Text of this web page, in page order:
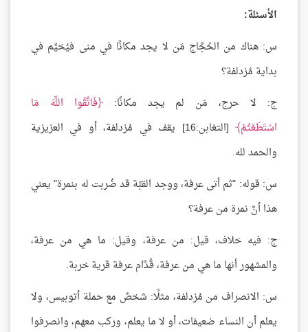
الأسئلة:
س: هناك من الحُجَّاج مَن لا يجد مكانًا في منى فيُخيِّم في
بداية مُزدلفة؟
ج: لا حرج، مَن لم يجد مكانًا: فَاتَّقُوا اللَّهَ مَا
اسْتَطَعْتُمْ
[التغابن:16] يقف في مُزدلفة، أو في العزيزية
والحمد لله.
س: قوله: "ثم أتى عرفة، ووجد القبَّة قد ضُربت له بنمرة" يعني
هذا أنَّ نمرة من عرفة؟
ج: فيه خلاف، قيل: من عرفة، وقيل: ما هي من عرفة،
والمشهور أنها ما هي من عرفة، قُدَّام عرفة قرية خربة.
س: الانصراف من مُزدلفة، مثلًا: شخصٌ مع حملة أتوبيس، ولا
يعلم أن النساء ضعيفات، أو لا ما يعلم، وركب معهم، وانصرفوا